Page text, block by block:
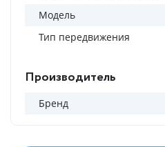
Модель
Тип передвижения
Производитель
Бренд